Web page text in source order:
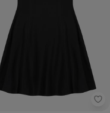
Midi em